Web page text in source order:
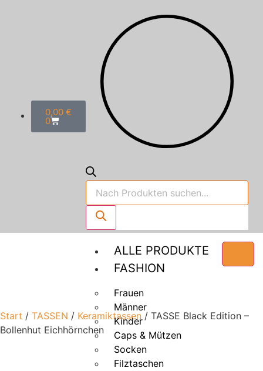
0,00 €
0
ALLE PRODUKTE
FASHION
Frauen
Männer
Kinder
Caps & Mützen
Socken
Filztaschen
Start / TASSEN / Keramiktassen / TASSE Black Edition –
Bollenhut Eichhörnchen